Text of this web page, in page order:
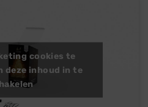
cookies te
deze inhoud in te